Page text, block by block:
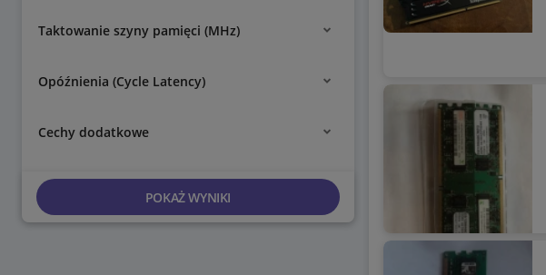
Taktowanie szyny pamięci (MHz)
Opóźnienia (Cycle Latency)
Cechy dodatkowe
POKAŻ WYNIKI